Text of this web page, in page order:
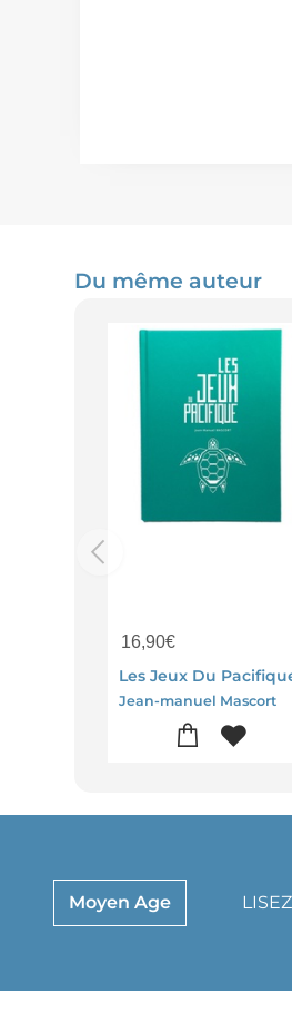
Du même auteur
16,90€
Les Jeux Du
Jean-manuel Mascort
Moyen Age